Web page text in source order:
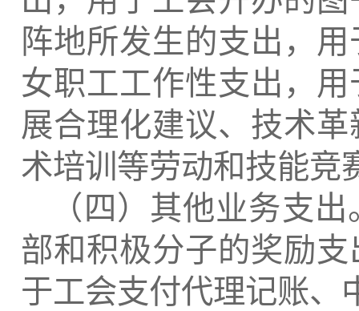
阵地所发生的支出，
女职工工作性支出，
展合理化建议、技术
术培训等劳动和技能竞
（四）其他业务支
部和积极分子的奖励
于工会支付代理记账、